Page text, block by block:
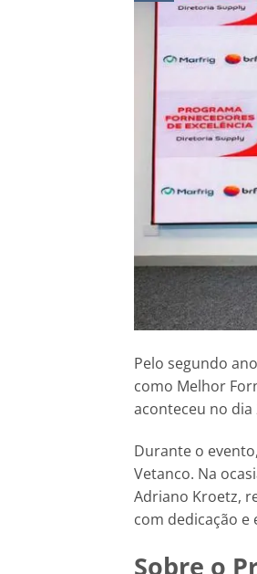
Pelo segundo
como Melhor
aconteceu no dia
Durante o
Vetanco. Na
Adriano Kroetz,
com dedicação e
Sobre o